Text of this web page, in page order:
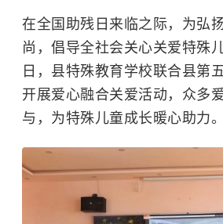
在全国助残日来临之际，为弘
尚，倡导全社会关心关爱特殊
日，县特殊教育学校联合县第
开展爱心融合关爱活动，众多
与，为特殊儿童成长暖心助力。